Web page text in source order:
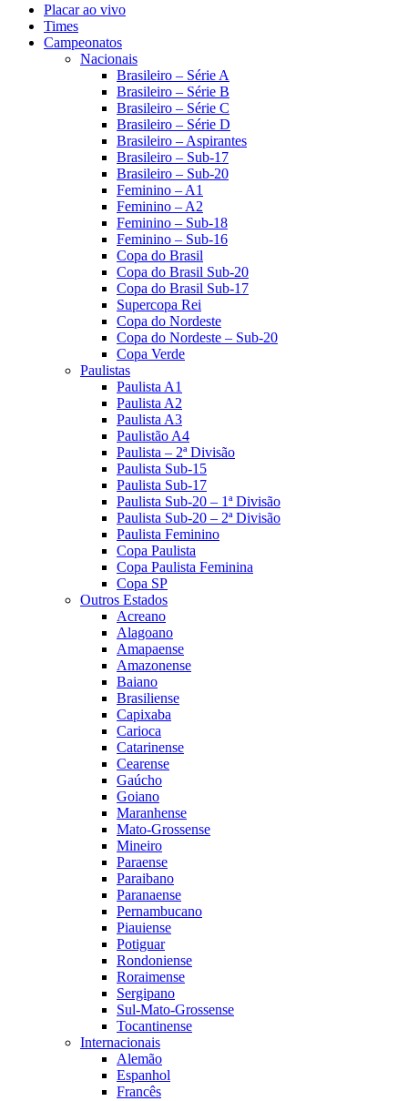
Placar ao vivo
Times
Campeonatos
Nacionais
Brasileiro – Série A
Brasileiro – Série B
Brasileiro – Série C
Brasileiro – Série D
Brasileiro – Aspirantes
Brasileiro – Sub-17
Brasileiro – Sub-20
Feminino – A1
Feminino – A2
Feminino – Sub-18
Feminino – Sub-16
Copa do Brasil
Copa do Brasil Sub-20
Copa do Brasil Sub-17
Supercopa Rei
Copa do Nordeste
Copa do Nordeste – Sub-20
Copa Verde
Paulistas
Paulista A1
Paulista A2
Paulista A3
Paulistão A4
Paulista – 2ª Divisão
Paulista Sub-15
Paulista Sub-17
Paulista Sub-20 – 1ª Divisão
Paulista Sub-20 – 2ª Divisão
Paulista Feminino
Copa Paulista
Copa Paulista Feminina
Copa SP
Outros Estados
Acreano
Alagoano
Amapaense
Amazonense
Baiano
Brasiliense
Capixaba
Carioca
Catarinense
Cearense
Gaúcho
Goiano
Maranhense
Mato-Grossense
Mineiro
Paraense
Paraibano
Paranaense
Pernambucano
Piauiense
Potiguar
Rondoniense
Roraimense
Sergipano
Sul-Mato-Grossense
Tocantinense
Internacionais
Alemão
Espanhol
Francês